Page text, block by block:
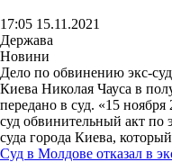
17:05 15.11.2021
Держава
Новини
Дело по обвинению экс-
Киева Николая Чауса в
передано в суд. «15
суд обвинительный акт по
суда города Киева,
Суд в Молдове отказал в